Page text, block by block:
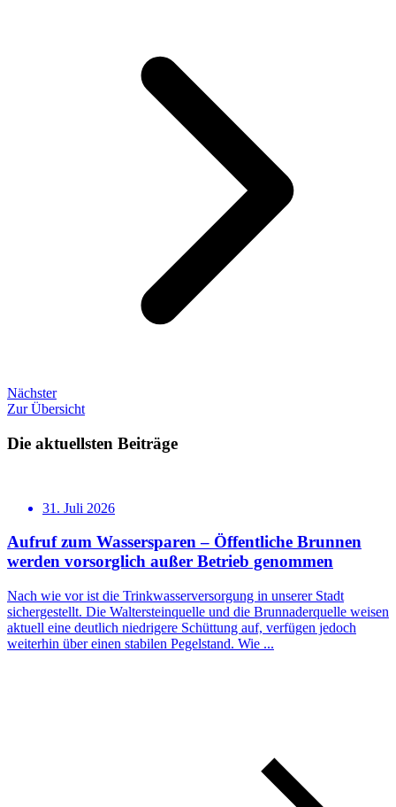
Nächster
Zur Übersicht
Die aktuellsten Beiträge
31. Juli 2026
Aufruf zum Wassersparen – Öffentliche Brunnen
werden vorsorglich außer Betrieb genommen
Nach wie vor ist die Trinkwasserversorgung in unserer Stadt
sichergestellt. Die Waltersteinquelle und die Brunnaderquelle weisen
aktuell eine deutlich niedrigere Schüttung auf, verfügen jedoch
weiterhin über einen stabilen Pegelstand. Wie ...